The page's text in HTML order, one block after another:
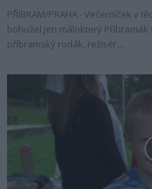
PŘÍBRAM/PRAHA - Večerníček v
bohužel jen málokterý
příbramský rodák, režisér,...